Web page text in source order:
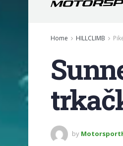
Home HILLCLIMB
by